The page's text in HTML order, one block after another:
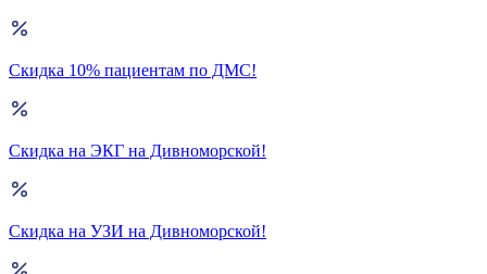
Скидка 10% пациентам по ДМС!
Скидка на ЭКГ на Дивноморской!
Скидка на УЗИ на Дивноморской!